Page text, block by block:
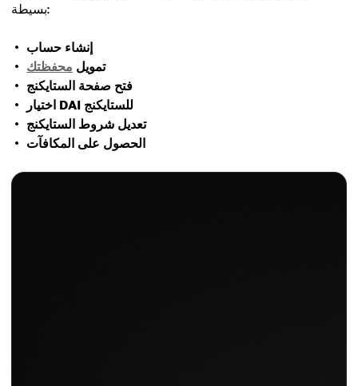
بسيطة:
إنشاء حساب
تمويل محفظتك
فتح صفحة الستايكنج
اختيار DAI للستايكنج
تعديل شروط الستايكنج
الحصول على المكافآت